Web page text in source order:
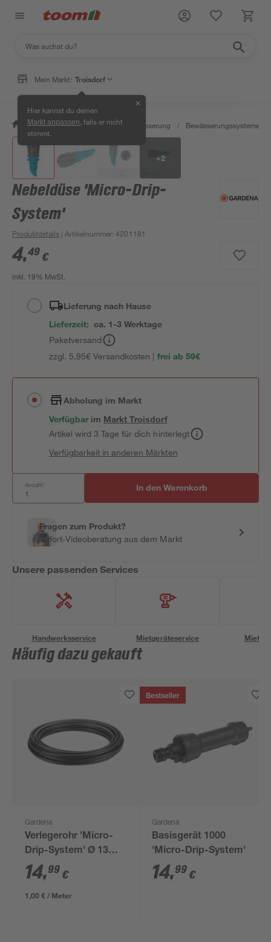
Mein Markt: Troisdorf
Hier kannst du deinen
Markt anpassen , falls er nicht
stimmt.
✕
/ Garten & Freizeit / Gartenbewässerung / Bewässerungssysteme
+2
Nebeldüse 'Micro-Drip-
System'
Produktdetails | Artikelnummer:4201181
4,49 €
inkl. 19% MwSt.
Lieferung nach Hause
Lieferzeit: ca. 1-3 Werktage
Paketversand
zzgl. 5,95€ Versandkosten | frei ab 59€
Abholung im Markt
Verfügbar im MarktTroisdorf
Artikel wird 3 Tage für dich hinterlegt
Verfügbarkeit in anderen Märkten
Anzahl: In den Warenkorb
Fragen zum Produkt?
Sofort-Videoberatung aus dem Markt
Unsere passenden Services
Handwerksservice Mietgeräteservice
Häufig dazu gekauft
Gardena
Verlegerohr 'Micro-
Drip-System' Ø 13
mm (1/2"), 15 m
14,99 €
1,00 € / Meter
Bestseller
Gardena
Basisgerät 1000
'Micro-Drip-System'
14,99 €